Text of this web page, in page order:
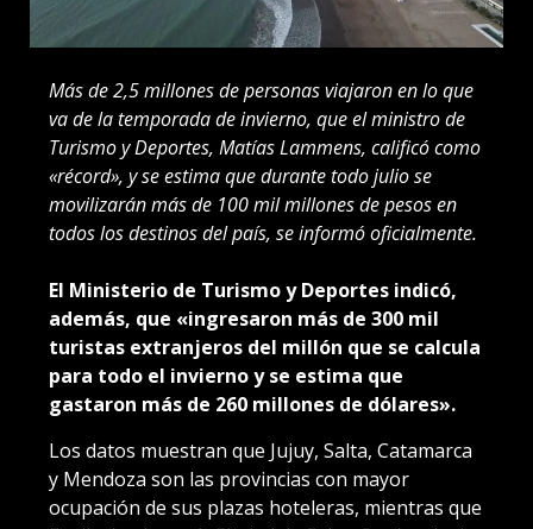
Más de 2,5 millones de personas viajaron en lo que
va de la temporada de invierno, que el ministro de
Turismo y Deportes, Matías Lammens, calificó como
«récord», y se estima que durante todo julio se
movilizarán más de 100 mil millones de pesos en
todos los destinos del país, se informó oficialmente.
El Ministerio de Turismo y Deportes indicó,
además, que «ingresaron más de 300 mil
turistas extranjeros del millón que se calcula
para todo el invierno y se estima que
gastaron más de 260 millones de dólares».
Los datos muestran que Jujuy, Salta, Catamarca
y Mendoza son las provincias con mayor
ocupación de sus plazas hoteleras, mientras que